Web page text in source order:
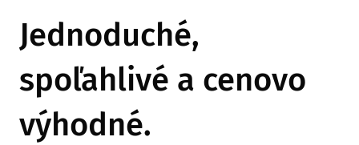
Jednoduché,
spoľahlivé a cenovo
výhodné.